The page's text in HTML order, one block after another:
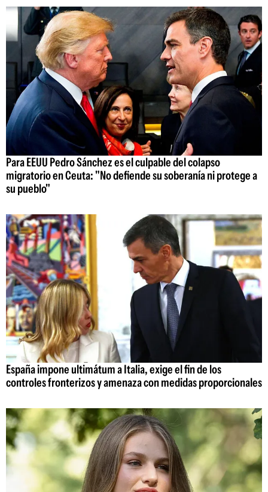
Para EEUU Pedro Sánchez es el culpable del colapso
migratorio en Ceuta: "No defiende su soberanía ni protege a
su pueblo"
España impone ultimátum a Italia, exige el fin de los
controles fronterizos y amenaza con medidas proporcionales